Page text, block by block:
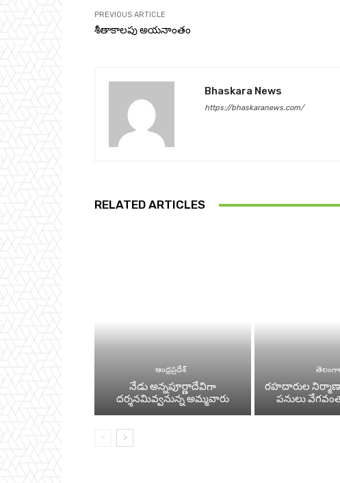
PREVIOUS ARTICLE
శీతాకాలపు అయనాంతం
Bhaskara News
https://bhaskaranews.com/
RELATED ARTICLES
ఆంధ్రప్రదేశ్
నేడు అన్నపూర్ణాదేవిగా
దర్శనమివ్వనున్న అమ్మవారు
రహదారుల
పనులు